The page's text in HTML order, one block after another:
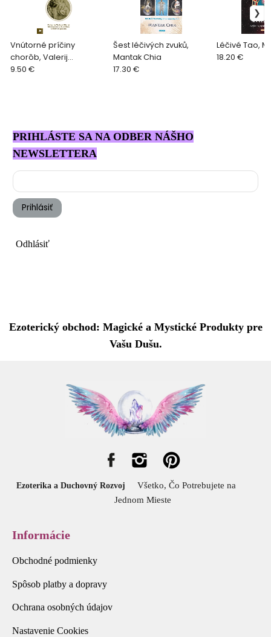
Vnútorné príčiny
chorôb, Valerij
Sineľnikov
9.50 €
Šest léčivých zvuků,
Mantak Chia
17.30 €
Léčivé Tao,
18.20 €
PRIHLÁSTE SA NA ODBER NÁŠHO
NEWSLETTERA
Prihlásiť
Odhlásiť
Ezoterický obchod: Magické a Mystické Produkty pre
Vašu Dušu.
Ezoterika a Duchovný Rozvoj
Všetko, Čo Potrebujete na
Jednom Mieste
Informácie
Obchodné podmienky
Spôsob platby a dopravy
Ochrana osobných údajov
Nastavenie Cookies